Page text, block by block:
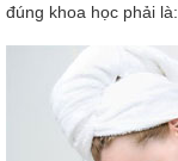
đúng khoa học phải là: